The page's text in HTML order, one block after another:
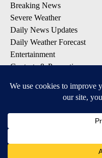
Breaking News
Severe Weather
Daily News Updates
Daily Weather Forecast
Entertainment
Contests & Promotions
DOWNLOAD OUR
Available